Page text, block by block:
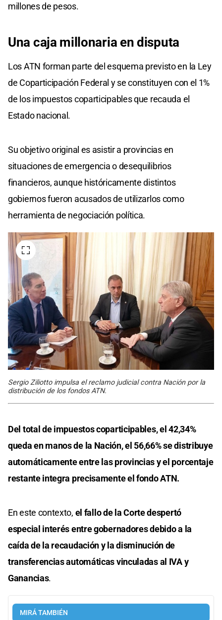
millones de pesos.
Una caja millonaria en disputa
Los ATN forman parte del esquema previsto en la Ley
de Coparticipación Federal y se constituyen con el 1%
de los impuestos coparticipables que recauda el
Estado nacional.
Su objetivo original es asistir a provincias en
situaciones de emergencia o desequilibrios
financieros, aunque históricamente distintos
gobiernos fueron acusados de utilizarlos como
herramienta de negociación política.
Sergio Ziliotto impulsa el reclamo judicial contra Nación por la
distribución de los fondos ATN.
Del total de impuestos coparticipables, el 42,34%
queda en manos de la Nación, el 56,66% se distribuye
automáticamente entre las provincias y el porcentaje
restante integra precisamente el fondo ATN.
En este contexto, el fallo de la Corte despertó
especial interés entre gobernadores debido a la
caída de la recaudación y la disminución de
transferencias automáticas vinculadas al IVA y
Ganancias.
MIRÁ TAMBIÉN